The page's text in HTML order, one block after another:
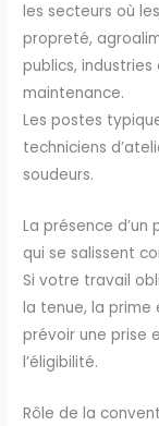
les secteurs où
propreté,
publics,
maintenance.
Les postes
techniciens
soudeurs.
La présence d’un
qui se salissent
Si votre travail
la tenue, la prime
prévoir une prise
l’éligibilité.
Rôle de la